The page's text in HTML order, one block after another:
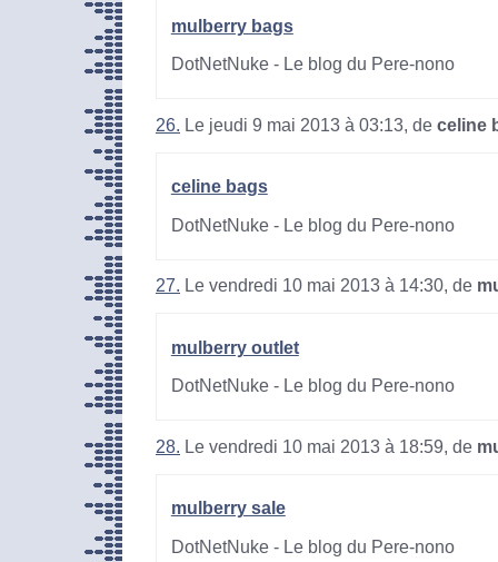
mulberry bags
DotNetNuke - Le blog du Pere-nono
26. Le jeudi 9 mai 2013 à 03:13, de celine
celine bags
DotNetNuke - Le blog du Pere-nono
27. Le vendredi 10 mai 2013 à 14:30, de
mulberry outlet
DotNetNuke - Le blog du Pere-nono
28. Le vendredi 10 mai 2013 à 18:59, de
mulberry sale
DotNetNuke - Le blog du Pere-nono